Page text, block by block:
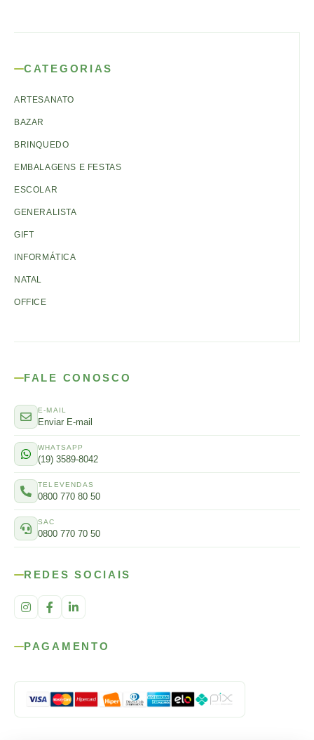
CATEGORIAS
ARTESANATO
BAZAR
BRINQUEDO
EMBALAGENS E FESTAS
ESCOLAR
GENERALISTA
GIFT
INFORMÁTICA
NATAL
OFFICE
FALE CONOSCO
E-MAIL
Enviar E-mail
WHATSAPP
(19) 3589-8042
TELEVENDAS
0800 770 80 50
SAC
0800 770 70 50
REDES SOCIAIS
PAGAMENTO